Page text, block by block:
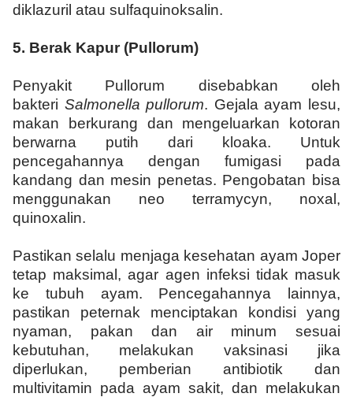
diklazuril atau sulfaquinoksalin.
5. Berak Kapur (Pullorum)
Penyakit Pullorum disebabkan oleh
bakteri Salmonella pullorum. Gejala ayam lesu,
makan berkurang dan mengeluarkan kotoran
berwarna putih dari kloaka. Untuk
pencegahannya dengan fumigasi pada
kandang dan mesin penetas. Pengobatan bisa
menggunakan neo terramycyn, noxal,
quinoxalin.
Pastikan selalu menjaga kesehatan ayam Joper
tetap maksimal, agar agen infeksi tidak masuk
ke tubuh ayam. Pencegahannya lainnya,
pastikan peternak menciptakan kondisi yang
nyaman, pakan dan air minum sesuai
kebutuhan, melakukan vaksinasi jika
diperlukan, pemberian antibiotik dan
multivitamin pada ayam sakit, dan melakukan